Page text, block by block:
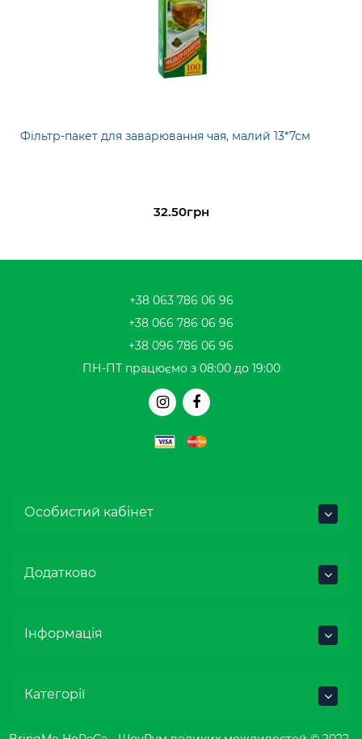
Фільтр-пакет для заварювання чая, малий 13*7см
32.50грн
+38 063 786 06 96
+38 066 786 06 96
+38 096 786 06 96
ПН-ПТ працюємо з 08:00 до 19:00
Особистий кабінет
Додатково
Інформація
Категорії